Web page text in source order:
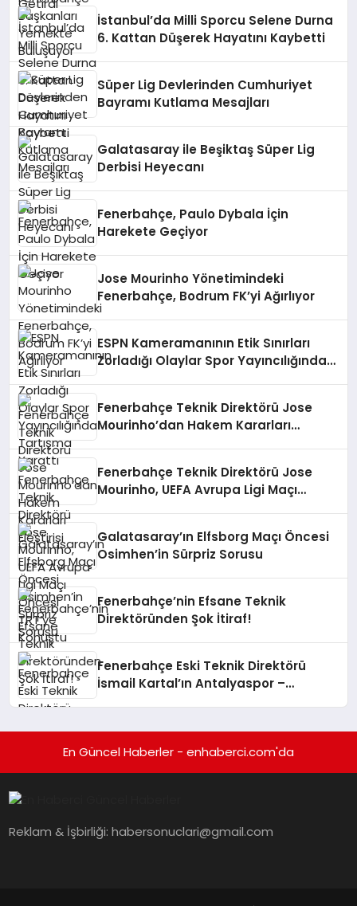
İstanbul’da Milli Sporcu Selene Durna
6. Kattan Düşerek Hayatını Kaybetti
Süper Lig Devlerinden Cumhuriyet
Bayramı Kutlama Mesajları
Galatasaray ile Beşiktaş Süper Lig
Derbisi Heyecanı
Fenerbahçe, Paulo Dybala İçin
Harekete Geçiyor
Jose Mourinho Yönetimindeki
Fenerbahçe, Bodrum FK’yi Ağırlıyor
ESPN Kameramanının Etik Sınırları
Zorladığı Olaylar Spor Yayıncılığında
Fenerbahçe Teknik Direktörü Jose
Mourinho’dan Hakem Kararları
Fenerbahçe Teknik Direktörü Jose
Mourinho, UEFA Avrupa Ligi Maçı
Galatasaray’ın Elfsborg Maçı Öncesi
Osimhen’in Sürpriz Sorusu
Fenerbahçe’nin Efsane Teknik
Direktöründen Şok İtiraf!
Fenerbahçe Eski Teknik Direktörü
İsmail Kartal’ın Antalyaspor –
En Güncel Haberler - enhaberci.com'da
Reklam & İşbirliği:habersonuclari@gmail.com